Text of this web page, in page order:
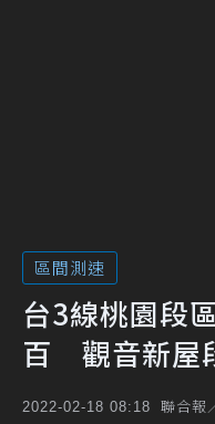
區間測速
台3線桃園段
百 觀音新屋
2022-02-18 08:18 聯合報